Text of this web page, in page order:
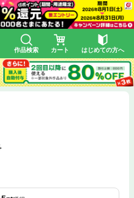
作品検索 カート はじめての方へ